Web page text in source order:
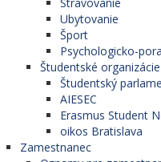
Ubytovanie
Šport
Psychologicko-
Študentské organizácie
Študentský
AIESEC
Erasmus Student
oikos Bratislava
Zamestnanec